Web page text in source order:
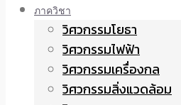
ภาควิชา
วิศวกรรมโยธา
วิศวกรรมไฟฟ้า
วิศวกรรมเครื่องกล
วิศวกรรมสิ่งแวดล้อม